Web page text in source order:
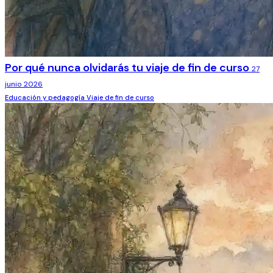
Por qué nunca olvidarás tu viaje de fin de curso 27
junio 2026
Educación y pedagogía Viaje de fin de curso